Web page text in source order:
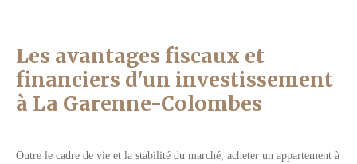
Les avantages fiscaux et
financiers d'un investissement
à La Garenne-Colombes
Outre le cadre de vie et la stabilité du marché, acheter un appartement à